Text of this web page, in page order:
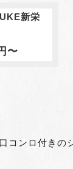
新栄
〜
コンロ付き